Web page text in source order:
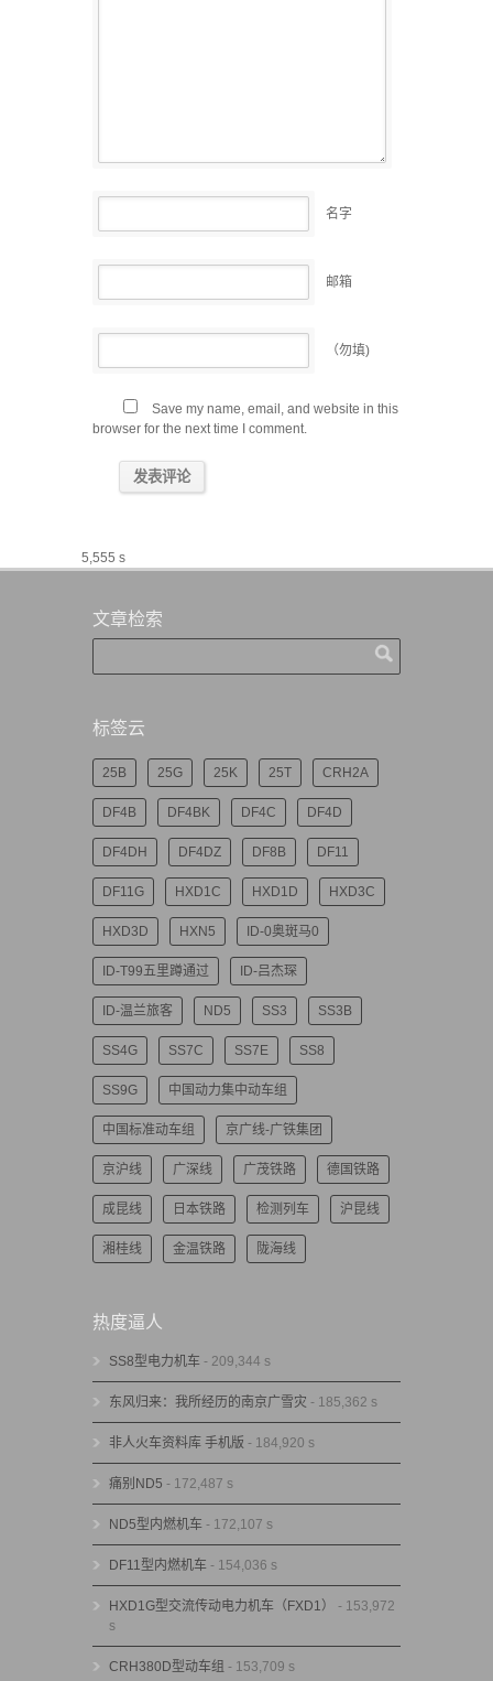
名字
邮箱
（勿填)
Save my name, email, and website in this
browser for the next time I comment.
5,555 s
文章检索
标签云
25B 25G 25K 25T CRH2A
DF4B DF4BK DF4C DF4D
DF4DH DF4DZ DF8B DF11
DF11G HXD1C HXD1D HXD3C
HXD3D HXN5 ID-0奥斑马0
ID-T99五里蹲通过 ID-吕杰琛
ID-温兰旅客 ND5 SS3 SS3B
SS4G SS7C SS7E SS8
SS9G 中国动力集中动车组
中国标准动车组 京广线-广铁集团
京沪线 广深线 广茂铁路 德国铁路
成昆线 日本铁路 检测列车 沪昆线
湘桂线 金温铁路 陇海线
热度逼人
SS8型电力机车 - 209,344 s
东风归来：我所经历的南京广雪灾 - 185,362 s
非人火车资料库 手机版 - 184,920 s
痛别ND5 - 172,487 s
ND5型内燃机车 - 172,107 s
DF11型内燃机车 - 154,036 s
HXD1G型交流传动电力机车（FXD1）
- 153,972
s
CRH380D型动车组 - 153,709 s